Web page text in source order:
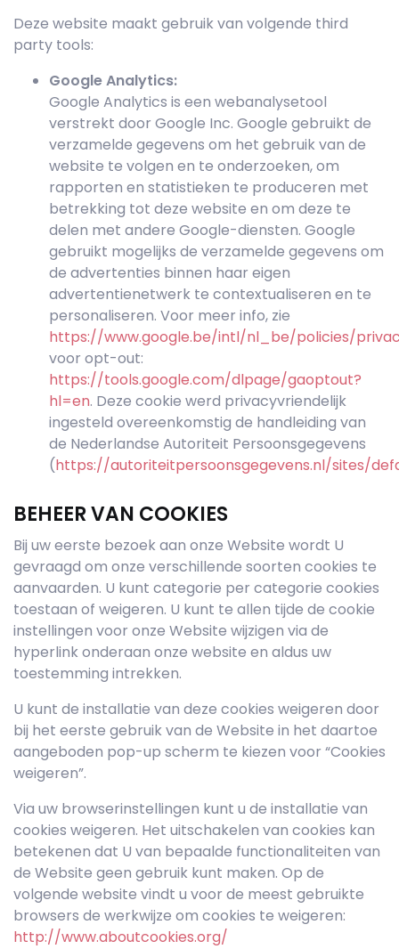
Deze website maakt gebruik van volgende third
party tools:
Google Analytics:
Google Analytics is een webanalysetool
verstrekt door Google Inc. Google gebruikt de
verzamelde gegevens om het gebruik van de
website te volgen en te onderzoeken, om
rapporten en statistieken te produceren met
betrekking tot deze website en om deze te
delen met andere Google-diensten. Google
gebruikt mogelijks de verzamelde gegevens om
de advertenties binnen haar eigen
advertentienetwerk te contextualiseren en te
personaliseren. Voor meer info, zie
https://www.google.be/intl/nl_be/policies/
voor opt-out:
https://tools.google.com/dlpage/gaoptout?
hl=en. Deze cookie werd privacyvriendelijk
ingesteld overeenkomstig de handleiding van
de Nederlandse Autoriteit Persoonsgegevens
(https://autoriteitpersoonsgegevens.nl/sites/
BEHEER VAN COOKIES
Bij uw eerste bezoek aan onze Website wordt U
gevraagd om onze verschillende soorten cookies te
aanvaarden. U kunt categorie per categorie cookies
toestaan of weigeren. U kunt te allen tijde de cookie
instellingen voor onze Website wijzigen via de
hyperlink onderaan onze website en aldus uw
toestemming intrekken.
U kunt de installatie van deze cookies weigeren door
bij het eerste gebruik van de Website in het daartoe
aangeboden pop-up scherm te kiezen voor “Cookies
weigeren”.
Via uw browserinstellingen kunt u de installatie van
cookies weigeren. Het uitschakelen van cookies kan
betekenen dat U van bepaalde functionaliteiten van
de Website geen gebruik kunt maken. Op de
volgende website vindt u voor de meest gebruikte
browsers de werkwijze om cookies te weigeren:
http://www.aboutcookies.org/